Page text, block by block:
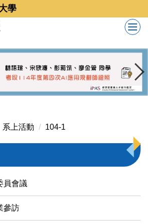
學
系上活動 104-1
員會議
參訪